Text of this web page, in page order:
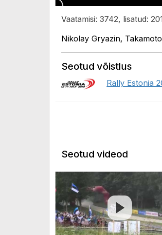
Vaatamisi: 3742, lisatud:
Nikolay Gryazin,
Seotud võistlus
Rally Estonia
Seotud videod